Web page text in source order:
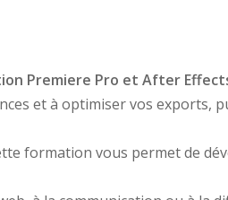
Premiere Pro et After
et à optimiser vos exports,
formation vous permet de